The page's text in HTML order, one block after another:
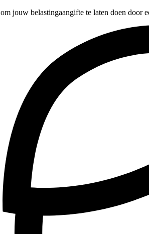
om jouw belastingaangifte te laten doen door